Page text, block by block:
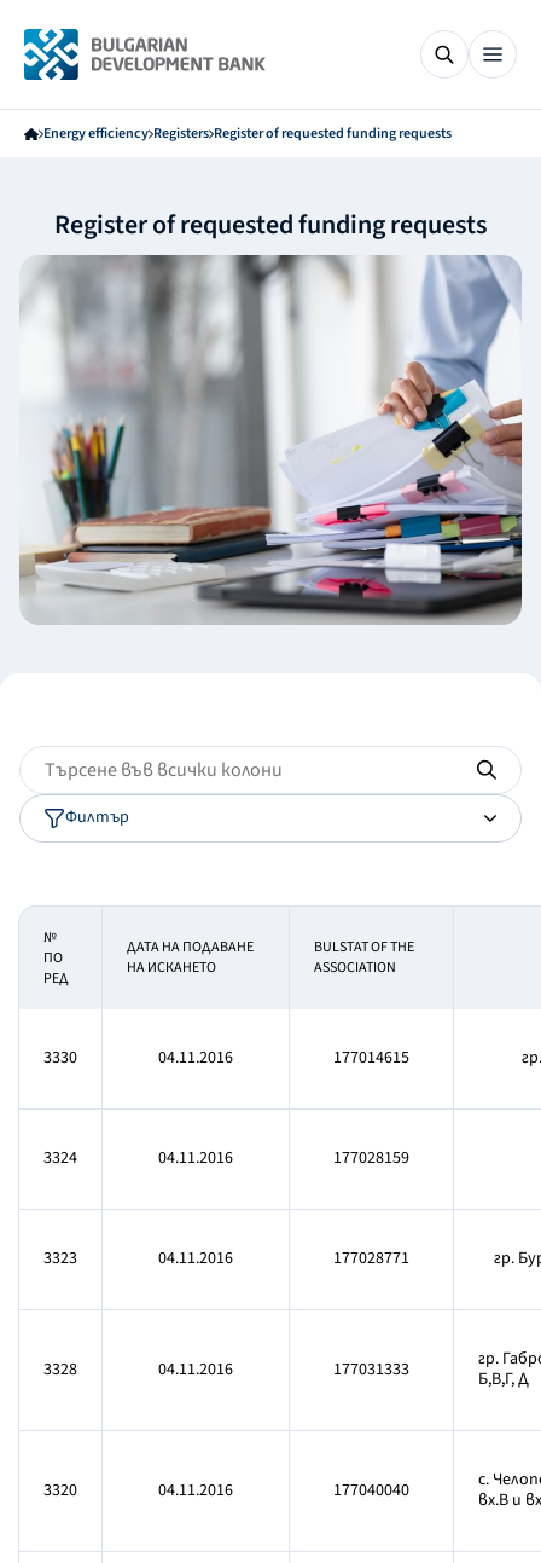
Energy efficiency Registers Register of requested funding requests
Register of requested funding requests
Филтър
№
ПО
РЕД
ДАТА НА ПОДАВАНЕ
НА ИСКАНЕТО
BULSTAT OF THE
ASSOCIATION
3330 04.11.2016 177014615
3324 04.11.2016 177028159
3323 04.11.2016 177028771 гр.
3328 04.11.2016 177031333
гр.
Б,В,Г, Д
3320 04.11.2016 177040040
с.
вх.В и